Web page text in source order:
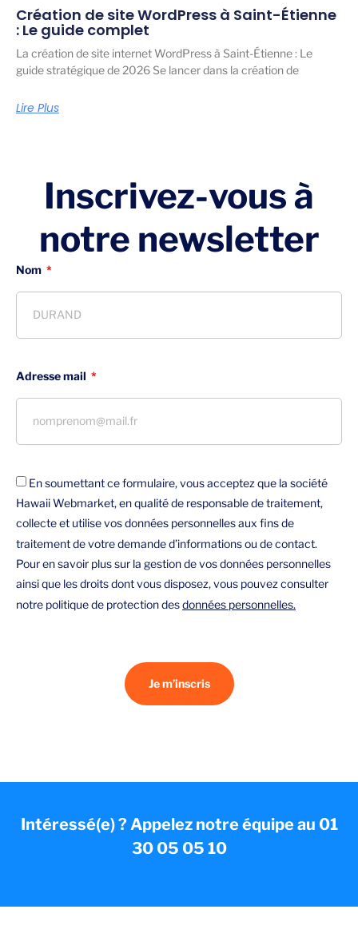
Création de site WordPress à Saint-Étienne
: Le guide complet
La création de site internet WordPress à Saint-Étienne : Le
guide stratégique de 2026 Se lancer dans la création de
Lire Plus
Inscrivez-vous à
notre newsletter
Nom
Adresse mail
En soumettant ce formulaire, vous acceptez que la société
Hawaii Webmarket, en qualité de responsable de traitement,
collecte et utilise vos données personnelles aux fins de
traitement de votre demande d’informations ou de contact.
Pour en savoir plus sur la gestion de vos données personnelles
ainsi que les droits dont vous disposez, vous pouvez consulter
notre politique de protection desdonnées personnelles.
Je m’inscris
Intéressé(e) ? Appelez notre équipe au 01
30 05 05 10